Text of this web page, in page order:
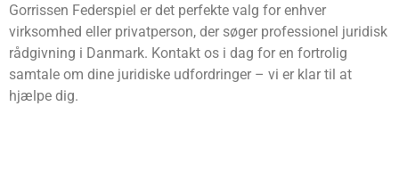
Gorrissen Federspiel er det perfekte valg for enhver
virksomhed eller privatperson, der søger professionel juridisk
rådgivning i Danmark. Kontakt os i dag for en fortrolig
samtale om dine juridiske udfordringer – vi er klar til at
hjælpe dig.